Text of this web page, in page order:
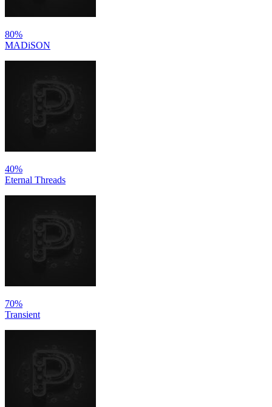
80%
MADiSON
40%
Eternal Threads
70%
Transient